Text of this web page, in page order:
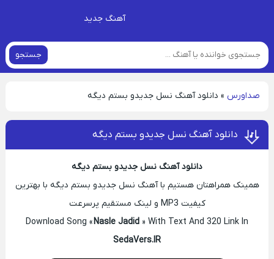
آهنگ جدید
جستجو
صداورس » دانلود آهنگ نسل جدیدو بستم دیگه
دانلود آهنگ نسل جدیدو بستم دیگه
دانلود آهنگ نسل جدیدو بستم دیگه
همینک همراهتان هستیم با آهنگ نسل جدیدو بستم دیگه با بهترین
کیفیت MP3 و لینک مستقیم پرسرعت
Download Song «Nasle Jadid » With Text And 320 Link In
SedaVers.IR